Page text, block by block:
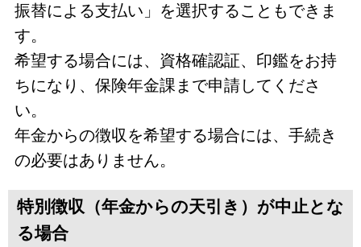
振替による支払い」を選択することもできま
す。
希望する場合には、資格確認証、印鑑をお持
ちになり、保険年金課まで申請してくださ
い。
年金からの徴収を希望する場合には、手続き
の必要はありません。
特別徴収（年金からの天引き）が中止とな
る場合